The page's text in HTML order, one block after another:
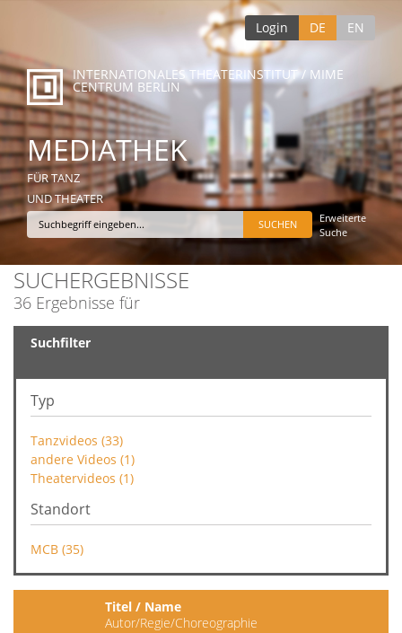
Login DE EN
INTERNATIONALES THEATERINSTITUT / MIME
CENTRUM BERLIN
MEDIATHEK
FÜR TANZ
UND THEATER
Erweiterte
Suche
SUCHERGEBNISSE
36 Ergebnisse für
Suchfilter
Typ
Tanzvideos (33)
andere Videos (1)
Theatervideos (1)
Standort
MCB (35)
Titel / Name
Autor/Regie/Choreographie